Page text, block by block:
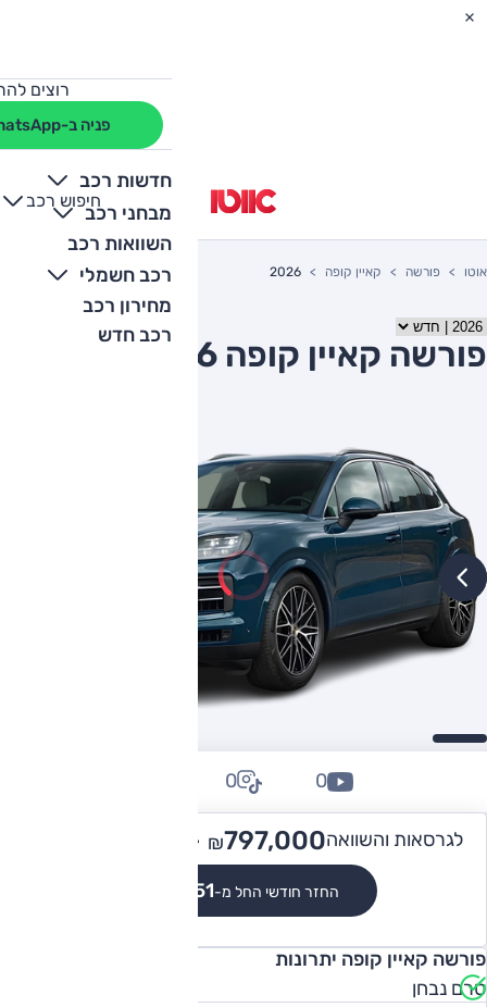
רוצים
פניה ב-WhatsApp
חדשות רכב
מבחני רכב
השוואות רכב
רכב חשמלי
מחירון רכב
רכב חדש
חיפוש רכב
+
-
אוטו פורשה קאיין קופה 2026
פורשה קאיין קופה 2026
לגרסאות והשוואה ₪797,000 -
החזר חודשי החל מ-₪7,351
0
0
פורשה קאיין קופה יתרונות
טרם נבחן